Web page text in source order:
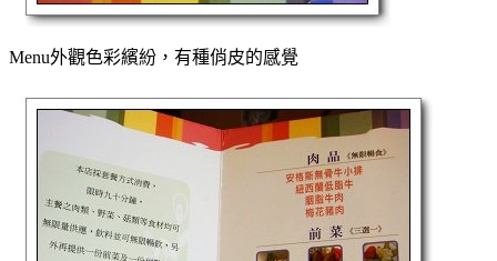
Menu外觀色彩繽紛，有種俏皮的感覺